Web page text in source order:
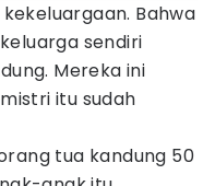
Bahwa
sendiri
Mereka ini
itu sudah
tua kandung 50